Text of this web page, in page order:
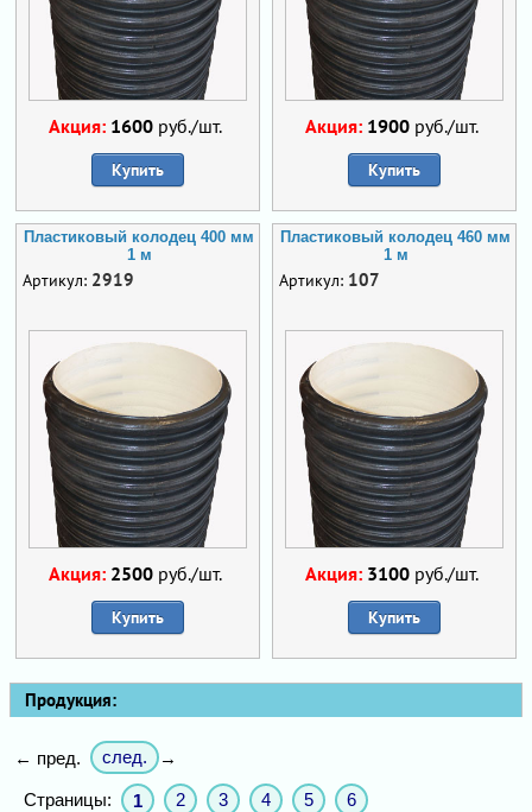
Акция: 1600руб./шт.
Купить
Акция: 1900руб./шт.
Купить
Пластиковый колодец 400 мм
1 м
Артикул: 2919
Акция: 2500руб./шт.
Купить
Пластиковый колодец 460 мм
1 м
Артикул: 107
Акция: 3100руб./шт.
Купить
Продукция:
← пред. след. →
Страницы: 1 2 3 4 5 6